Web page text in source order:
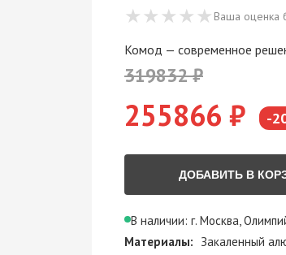
★★★★★ Ваша оценка
Комод — современное
319832 ₽
255866 ₽ -
ДОБАВИТЬ В
В наличии: г. Москва,
Материалы: Закаленный